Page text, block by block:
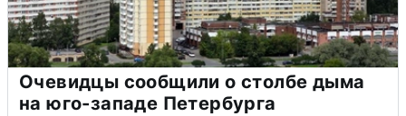
Очевидцы сообщили о столбе дыма
на юго-западе Петербурга